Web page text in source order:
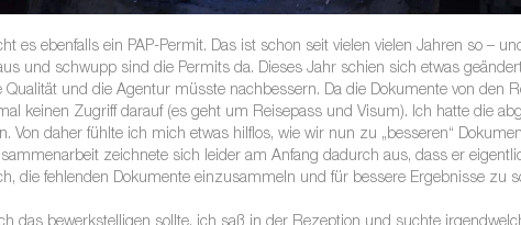
es ebenfalls ein PAP-Permit. Das ist schon seit vielen vielen Jahren so –
und schwupp sind die Permits da. Dieses Jahr schien sich etwas
Qualität und die Agentur müsste nachbessern. Da die Dokumente von den
keinen Zugriff darauf (es geht um Reisepass und Visum). Ich hatte die
Von daher fühlte ich mich etwas hilflos, wie wir nun zu „besseren“
zeichnete sich leider am Anfang dadurch aus, dass er
die fehlenden Dokumente einzusammeln und für bessere Ergebnisse zu